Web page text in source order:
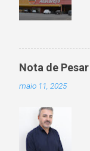
Nota de Pesar
maio 11, 2025